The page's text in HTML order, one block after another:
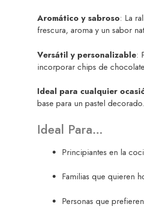
Aromático y sabroso: La
frescura, aroma y un sabor
Versátil y personalizable:
incorporar chips de
Ideal para cualquier
base para un pastel decorado.
Ideal Para…
Principiantes en la
Familias que quieren
Personas que